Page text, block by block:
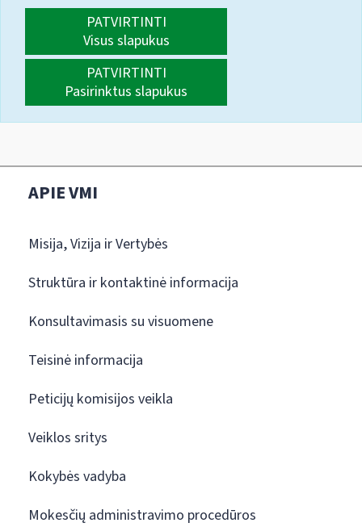
PATVIRTINTI
Visus slapukus
PATVIRTINTI
Pasirinktus slapukus
APIE VMI
Misija, Vizija ir Vertybės
Struktūra ir kontaktinė informacija
Konsultavimasis su visuomene
Teisinė informacija
Peticijų komisijos veikla
Veiklos sritys
Kokybės vadyba
Mokesčių administravimo procedūros